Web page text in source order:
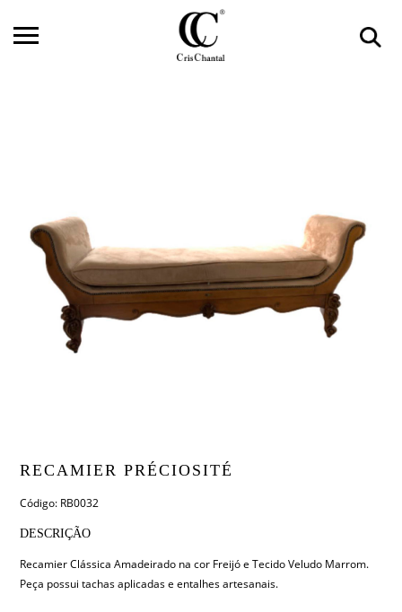
RECAMIER PRÉCIOSITÉ
Código: RB0032
DESCRIÇÃO
Recamier Clássica Amadeirado na cor Freijó e Tecido Veludo Marrom.
Peça possui tachas aplicadas e entalhes artesanais.